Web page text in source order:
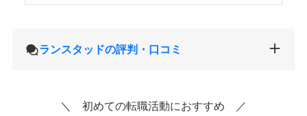
ランスタッドの評判・口コミ
＼ 初めての転職活動におすすめ ／